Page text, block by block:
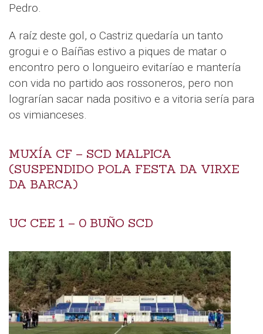
Pedro.
A raíz deste gol, o Castriz quedaría un tanto
grogui e o Baíñas estivo a piques de matar o
encontro pero o longueiro evitaríao e mantería
con vida no partido aos rossoneros, pero non
lograrían sacar nada positivo e a vitoria sería para
os vimianceses.
MUXÍA CF – SCD MALPICA
(SUSPENDIDO POLA FESTA DA VIRXE
DA BARCA)
UC CEE 1 – 0 BUÑO SCD